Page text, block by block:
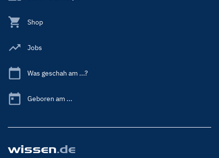
Shop
Jobs
Was geschah am ...?
Geboren am ...